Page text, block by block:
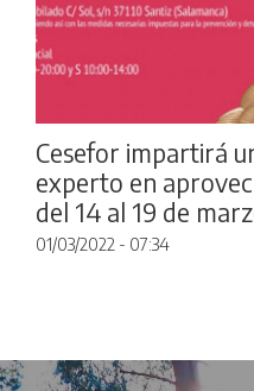
Cesefor impartirá
experto en
del 14 al 19 de
01/03/2022 - 07:34